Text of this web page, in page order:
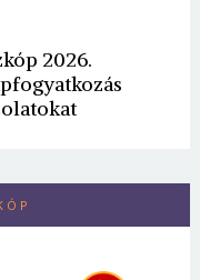
2026.